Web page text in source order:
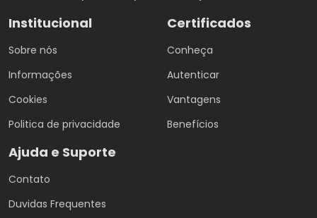
Institucional
Sobre nós
Informações
Cookies
Politica de privacidade
Certificados
Conheça
Autenticar
Vantagens
Benefícios
Ajuda e Suporte
Contato
Duvidas Frequentes